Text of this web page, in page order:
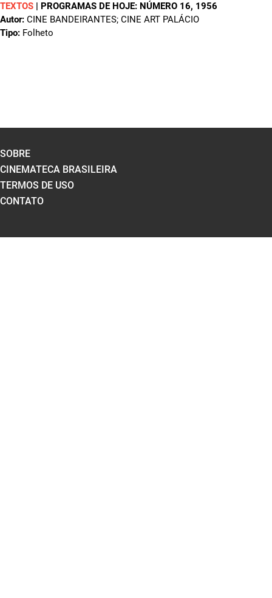
TEXTOS | PROGRAMAS DE HOJE: NÚMERO 16, 1956
Autor: CINE BANDEIRANTES; CINE ART PALÁCIO
Tipo: Folheto
SOBRE
CINEMATECA BRASILEIRA
TERMOS DE USO
CONTATO